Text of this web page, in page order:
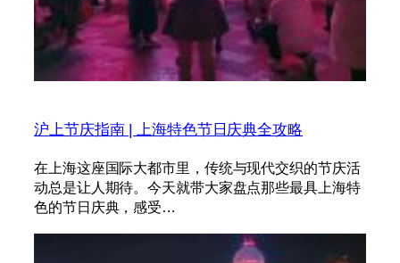
沪上节庆指南 | 上海特色节日庆典全攻略
在上海这座国际大都市里，传统与现代交织的节庆活
动总是让人期待。今天就带大家盘点那些最具上海特
色的节日庆典，感受…